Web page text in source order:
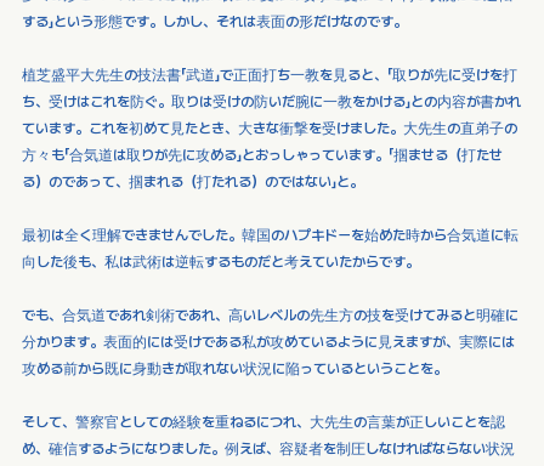
する」という形態です。しかし、それは表面の形だけなのです。
植芝盛平大先生の技法書「武道」で正面打ち一教を見ると、「取りが先に受けを打
ち、受けはこれを防ぐ。取りは受けの防いだ腕に一教をかける」との内容が書かれ
ています。これを初めて見たとき、大きな衝撃を受けました。大先生の直弟子の
方々も「合気道は取りが先に攻める」とおっしゃっています。「掴ませる（打たせ
る）のであって、掴まれる（打たれる）のではない」と。
最初は全く理解できませんでした。韓国のハプキドーを始めた時から合気道に転
向した後も、私は武術は逆転するものだと考えていたからです。
でも、合気道であれ剣術であれ、高いレベルの先生方の技を受けてみると明確に
分かります。表面的には受けである私が攻めているように見えますが、実際には
攻める前から既に身動きが取れない状況に陥っているということを。
そして、警察官としての経験を重ねるにつれ、大先生の言葉が正しいことを認
め、確信するようになりました。例えば、容疑者を制圧しなければならない状況